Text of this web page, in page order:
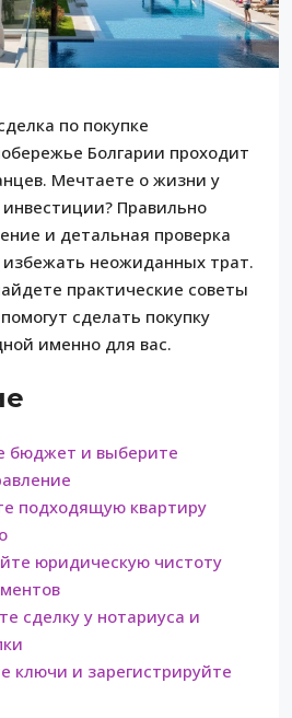
по покупке
Болгарии проходит
Мечтаете о жизни у
Правильно
и детальная проверка
избежать неожиданных трат.
практические советы
сделать покупку
именно для вас.
бюджет и выберите
подходящую квартиру
юридическую чистоту
сделку у нотариуса и
ключи и зарегистрируйте